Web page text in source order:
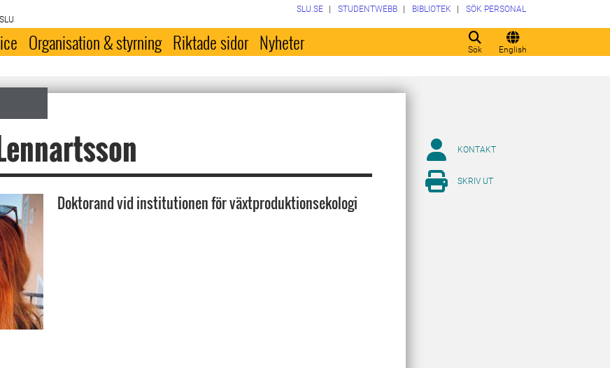
Sök English
SLU.SE STUDENTWEBB BIBLIOTEK SÖK PERSONAL
Organisation & styrning Riktade sidor Nyheter
Doktorand vid institutionen för växtproduktionsekologi
KONTAKT
SKRIV UT